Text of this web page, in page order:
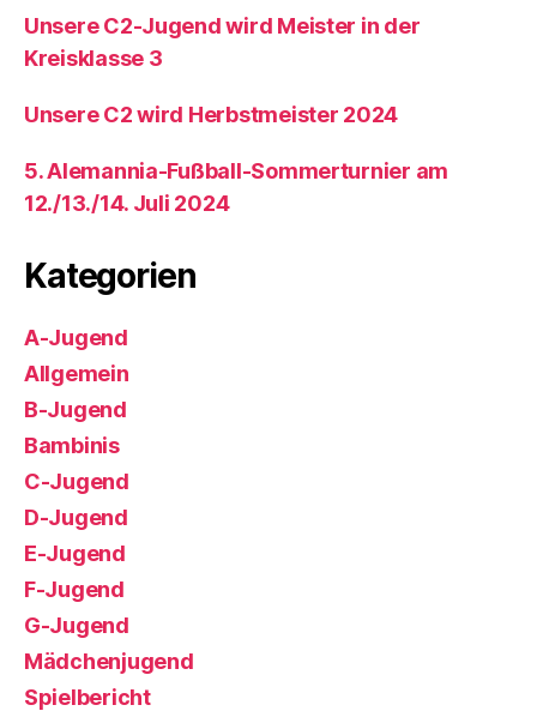
Unsere C2-Jugend wird Meister in der
Kreisklasse 3
Unsere C2 wird Herbstmeister 2024
5. Alemannia-Fußball-Sommerturnier am
12./13./14. Juli 2024
Kategorien
A-Jugend
Allgemein
B-Jugend
Bambinis
C-Jugend
D-Jugend
E-Jugend
F-Jugend
G-Jugend
Mädchenjugend
Spielbericht